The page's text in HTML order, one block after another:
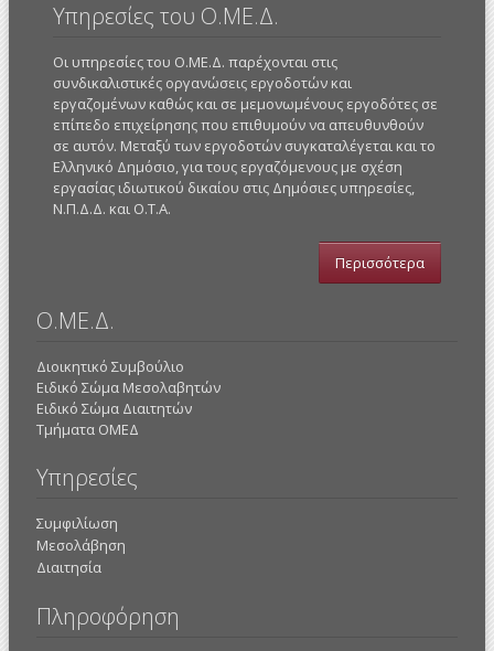
Υπηρεσίες του Ο.ΜΕ.Δ.
Οι υπηρεσίες του Ο.ΜΕ.Δ. παρέχονται στις
συνδικαλιστικές οργανώσεις εργοδοτών και
εργαζομένων καθώς και σε μεμονωμένους εργοδότες σε
επίπεδο επιχείρησης που επιθυμούν να απευθυνθούν
σε αυτόν. Μεταξύ των εργοδοτών συγκαταλέγεται και το
Ελληνικό Δημόσιο, για τους εργαζόμενους με σχέση
εργασίας ιδιωτικού δικαίου στις Δημόσιες υπηρεσίες,
Ν.Π.Δ.Δ. και Ο.Τ.Α.
Περισσότερα
Ο.ΜΕ.Δ.
Διοικητικό Συμβούλιο
Ειδικό Σώμα Μεσολαβητών
Ειδικό Σώμα Διαιτητών
Τμήματα ΟΜΕΔ
Υπηρεσίες
Συμφιλίωση
Μεσολάβηση
Διαιτησία
Πληροφόρηση